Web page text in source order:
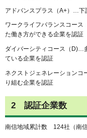
アドバンスプラス（A+）…下
ワークライフバランスコー
た働き方ができる企業を認証
ダイバーシティコース（D)…
ている企業を認証
ネクストジェネレーション
り組む企業を認証
2 認証企業数
南信地域累計数 124社（南